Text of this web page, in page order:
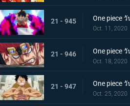
21 - 945
Oct. 11, 2020
21 - 946
Oct. 18, 2020
21 - 947
Oct. 25, 2020